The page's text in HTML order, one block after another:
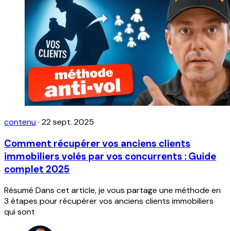
contenu· 22 sept. 2025
Comment récupérer vos anciens clients
immobiliers volés par vos concurrents : Guide
complet 2025
Résumé Dans cet article, je vous partage une méthode en
3 étapes pour récupérer vos anciens clients immobiliers
qui sont